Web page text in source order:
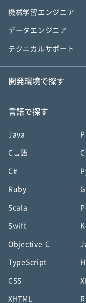
機械学習エンジニア
データエンジニア
テクニカルサポート
開発環境で探す
言語で探す
Java
C言語
C#
Ruby
Scala
Swift
Objective-C
TypeScript
CSS
XHTML